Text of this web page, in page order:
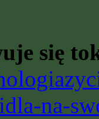
się
na-